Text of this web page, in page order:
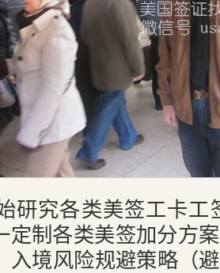
研究各类美签工卡工
定制各类美签加分方
入境风险规避策略（